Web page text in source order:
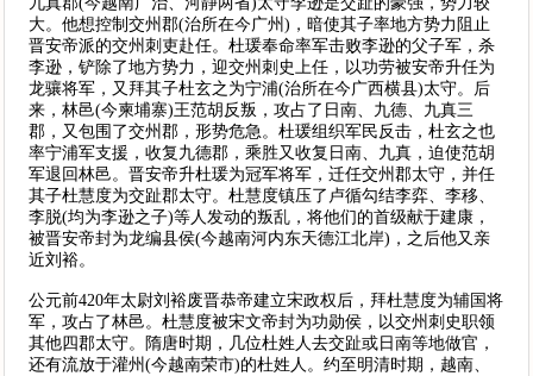
大。他想控制交州郡(治所在今广州)，暗使其子率地方势力阻止
晋安帝派的交州刺吏赴任。杜瑗奉命率军击败李逊的父子军，杀
李逊，铲除了地方势力，迎交州刺史上任，以功劳被安帝升任为
龙骧将军，又拜其子杜玄之为宁浦(治所在今广西横县)太守。后
来，林邑(今柬埔寨)王范胡反叛，攻占了日南、九德、九真三
郡，又包围了交州郡，形势危急。杜瑗组织军民反击，杜玄之也
率宁浦军支援，收复九德郡，乘胜又收复日南、九真，迫使范胡
军退回林邑。晋安帝升杜瑗为冠军将军，迁任交州郡太守，并任
其子杜慧度为交趾郡太守。杜慧度镇压了卢循勾结李弈、李移、
李脱(均为李逊之子)等人发动的叛乱，将他们的首级献于建康，
被晋安帝封为龙编县侯(今越南河内东天德江北岸)，之后他又亲
近刘裕。
公元前420年太尉刘裕废晋恭帝建立宋政权后，拜杜慧度为辅国将
军，攻占了林邑。杜慧度被宋文帝封为功勋侯，以交州刺史职领
其他四郡太守。隋唐时期，几位杜姓人去交趾或日南等地做官，
还有流放于灌州(今越南荣市)的杜姓人。约至明清时期，越南、